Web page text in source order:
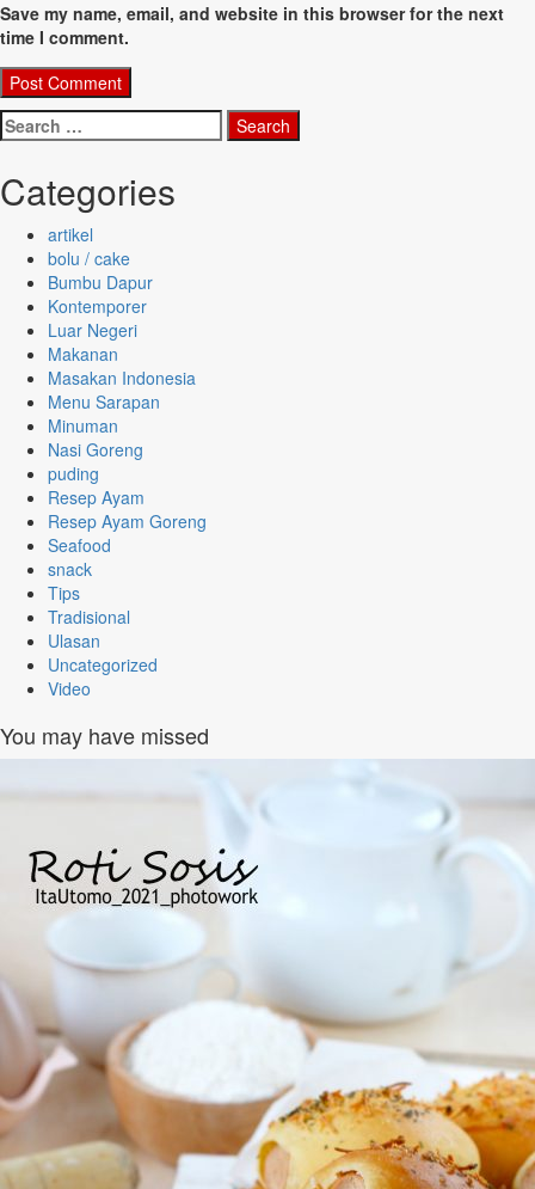
Save my name, email, and website in this browser for the next
time I comment.
Search
for:
Categories
artikel
bolu / cake
Bumbu Dapur
Kontemporer
Luar Negeri
Makanan
Masakan Indonesia
Menu Sarapan
Minuman
Nasi Goreng
puding
Resep Ayam
Resep Ayam Goreng
Seafood
snack
Tips
Tradisional
Ulasan
Uncategorized
Video
You may have missed